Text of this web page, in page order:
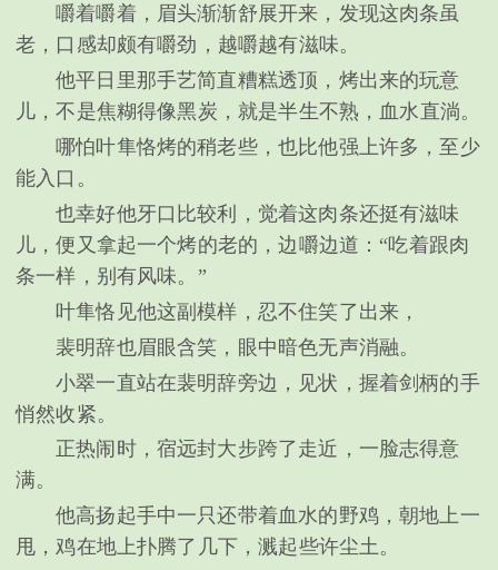
嚼着嚼着，眉头渐渐舒展开来，发现这肉条虽
老，口感却颇有嚼劲，越嚼越有滋味。
他平日里那手艺简直糟糕透顶，烤出来的玩意
儿，不是焦糊得像黑炭，就是半生不熟，血水直淌。
哪怕叶隼恪烤的稍老些，也比他强上许多，至少
能入口。
也幸好他牙口比较利，觉着这肉条还挺有滋味
儿，便又拿起一个烤的老的，边嚼边道：“吃着跟肉
条一样，别有风味。”
叶隼恪见他这副模样，忍不住笑了出来，
裴明辞也眉眼含笑，眼中暗色无声消融。
小翠一直站在裴明辞旁边，见状，握着剑柄的手
悄然收紧。
正热闹时，宿远封大步跨了走近，一脸志得意
满。
他高扬起手中一只还带着血水的野鸡，朝地上一
甩，鸡在地上扑腾了几下，溅起些许尘土。